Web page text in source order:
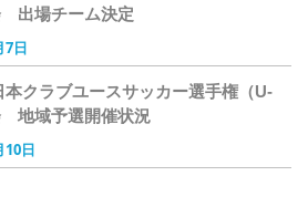
出場チーム決定
7日
本クラブユースサッカー選手権（U-
地域予選開催状況
10日